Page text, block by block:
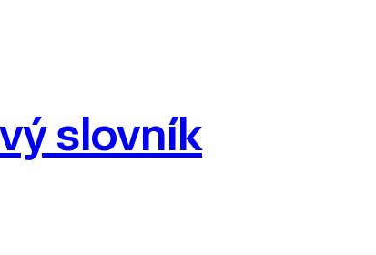
slovník